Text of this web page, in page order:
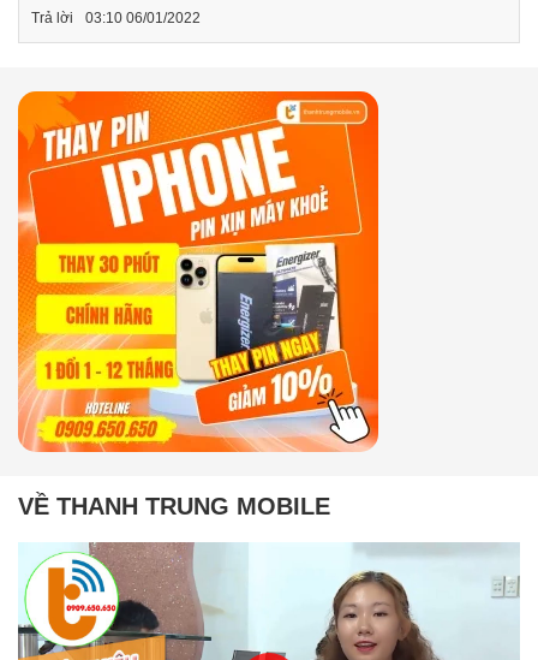
Trả lời 03:10 06/01/2022
VỀ THANH TRUNG MOBILE